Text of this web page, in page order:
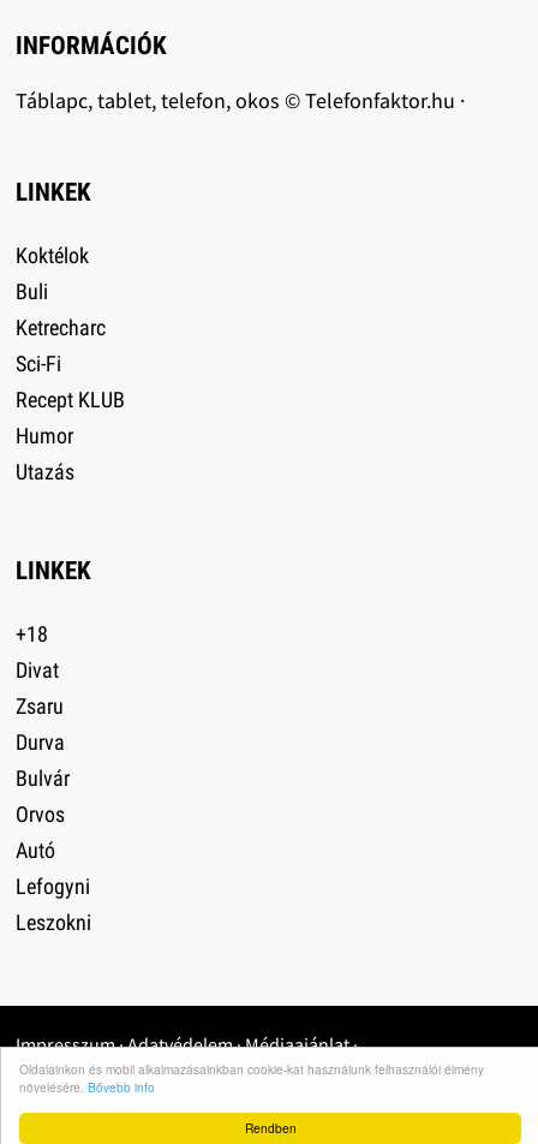
Rendben
Oldalainkon és mobil alkalmazásainkban cookie-kat használunk felhasználói élmény
növelésére. Bővebb info
INFORMÁCIÓK
Táblapc, tablet, telefon, okos © Telefonfaktor.hu ·
LINKEK
Koktélok
Buli
Ketrecharc
Sci-Fi
Recept KLUB
Humor
Utazás
LINKEK
+18
Divat
Zsaru
Durva
Bulvár
Orvos
Autó
Lefogyni
Leszokni
Impresszum·Adatvédelem·Médiaajánlat·